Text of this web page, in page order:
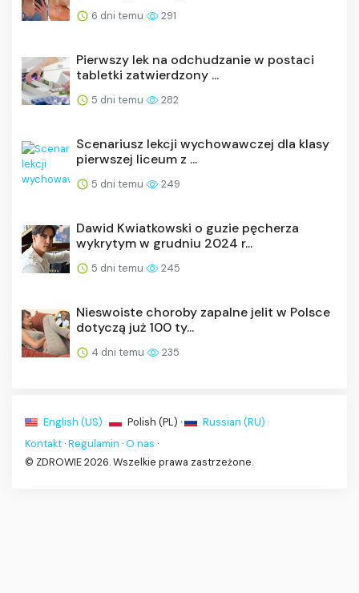
6 dni temu 291
Pierwszy lek na odchudzanie w postaci
tabletki zatwierdzony ...
5 dni temu 282
Scenariusz lekcji wychowawczej dla klasy
pierwszej liceum z ...
5 dni temu 249
Dawid Kwiatkowski o guzie pęcherza
wykrytym w grudniu 2024 r...
5 dni temu 245
Nieswoiste choroby zapalne jelit w Polsce
dotyczą już 100 ty...
4 dni temu 235
English (US) · Polish (PL) ·
Russian (RU) ·
Kontakt ·Regulamin ·O nas ·
© ZDROWIE 2026. Wszelkie prawa zastrzeżone.